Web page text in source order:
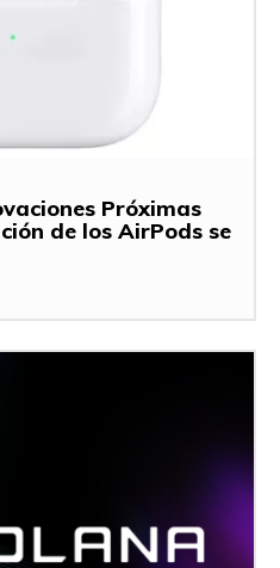
Próximas
de los AirPods se